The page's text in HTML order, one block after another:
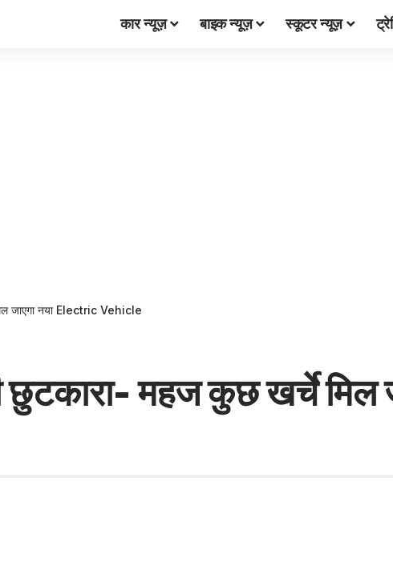
कार न्यूज़ बाइक न्यूज़ स्कूटर न्यूज़
जाएगा नया Electric Vehicle
छुटकारा- महज कुछ खर्चे मिल